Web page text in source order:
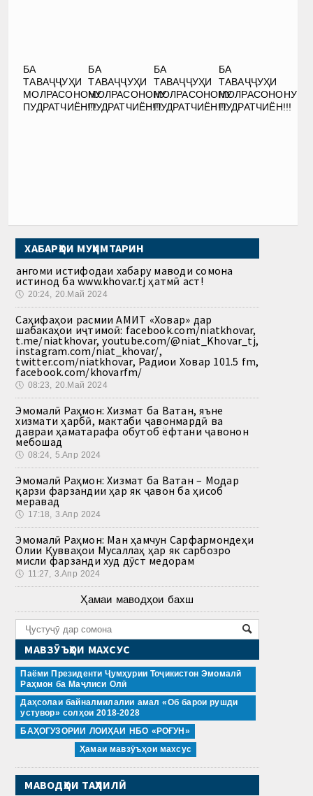
БА
ТАВАҶҶУҲИ
МОЛРАСОНОНУ
ПУДРАТЧИЁН!!!
БА
ТАВАҶҶУҲИ
МОЛРАСОНОНУ
ПУДРАТЧИЁН!!!
БА
ТАВАҶҶУҲИ
МОЛРАСОНОНУ
ПУДРАТЧИЁН!!!
БА
ТАВАҶҶУҲИ
МОЛРАСОНОНУ
ПУДРАТЧИЁН!!!
ХАБАРҲОИ МУҲИМТАРИН
Ҳангоми истифодаи хабару маводи сомона
истинод ба www.khovar.tj ҳатмӣ аст!
🕔 20:24, 20.Май 2024
Саҳифаҳои расмии АМИТ «Ховар» дар
шабакаҳои иҷтимоӣ: facebook.com/niatkhovar,
t.me/niatkhovar, youtube.com/@niat_Khovar_tj,
instagram.com/niat_khovar/,
twitter.com/niatkhovar, Радиои Ховар 101.5 fm,
facebook.com/khovarfm/
🕔 08:23, 20.Май 2024
Эмомалӣ Раҳмон: Хизмат ба Ватан, яъне
хизмати ҳарбӣ, мактаби ҷавонмардӣ ва
давраи ҳаматарафа обутоб ёфтани ҷавонон
мебошад
🕔 08:24, 5.Апр 2024
Эмомалӣ Раҳмон: Хизмат ба Ватан – Модар
қарзи фарзандии ҳар як ҷавон ба ҳисоб
меравад
🕔 17:18, 3.Апр 2024
Эмомалӣ Раҳмон: Ман ҳамчун Сарфармондеҳи
Олии Қувваҳои Мусаллаҳ ҳар як сарбозро
мисли фарзанди худ дӯст медорам
🕔 11:27, 3.Апр 2024
Ҳамаи маводҳои бахш
МАВЗӮЪҲОИ МАХСУС
Паёми Президенти Ҷумҳурии Тоҷикистон Эмомалӣ
Раҳмон ба Маҷлиси Олӣ
Даҳсолаи байналмилалии амал «Об барои рушди
устувор» солҳои 2018-2028
БАҲОГУЗОРИИ ЛОИҲАИ НБО «РОҒУН»
Ҳамаи мавзӯъҳои махсус
МАВОДҲОИ ТАҲЛИЛӢ